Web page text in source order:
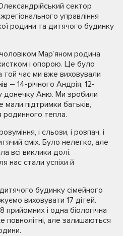
сектор
управління
родини та дитячого будинку
Мар’яном родина
і опорою. Це було
час ми вже виховували
– 14-річного Андрія, 12-
донечку Аню. Ми зробили
мали підтримки батьків,
родинного тепла.
і сльози, і розпач, і
сміх. Було нелегко, але
всі виклики долі.
нас стали успіхи й
будинку сімейного
виховувати 17 дітей.
прийомних і одна біологічна
повнолітні, але залишаються